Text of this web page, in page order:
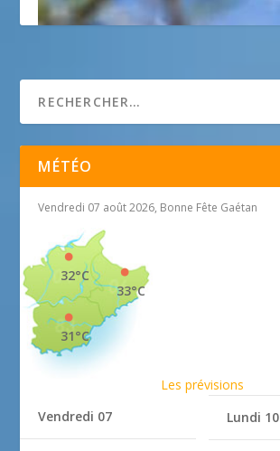
MÉTÉO
Vendredi 07 août 2026, Bonne Fête Gaétan
33°C
32°C
31°C
Les prévisions
Vendredi 07
Lundi 10